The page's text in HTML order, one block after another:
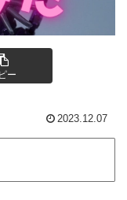
ー
2023.12.07